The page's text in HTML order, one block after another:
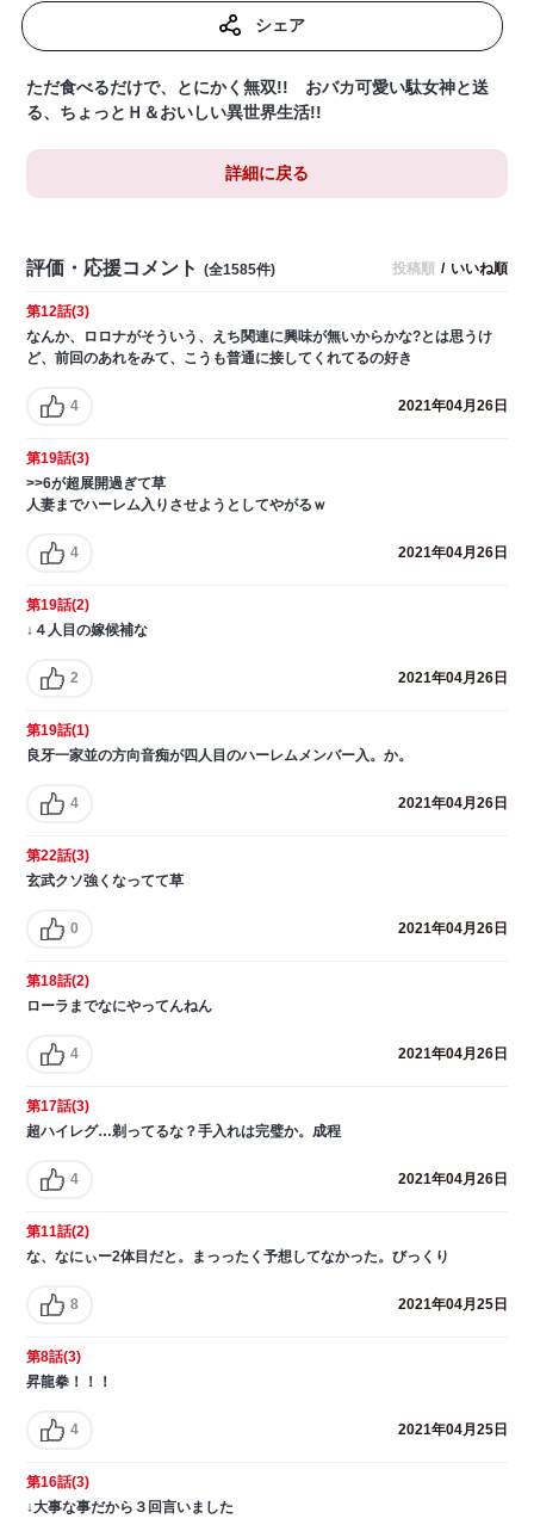
シェア
ただ食べるだけで、とにかく無双!! おバカ可愛い駄女神と送
る、ちょっとＨ＆おいしい異世界生活!!
詳細に戻る
評価・応援コメント (全1585件) 投稿順 / いいね順
第12話(3)
なんか、ロロナがそういう、えち関連に興味が無いからかな?とは思うけ
ど、前回のあれをみて、こうも普通に接してくれてるの好き
4 2021年04月26日
第19話(3)
>>6が超展開過ぎて草
人妻までハーレム入りさせようとしてやがるｗ
4 2021年04月26日
第19話(2)
↓４人目の嫁候補な
2 2021年04月26日
第19話(1)
良牙一家並の方向音痴が四人目のハーレムメンバー入。か。
4 2021年04月26日
第22話(3)
玄武クソ強くなってて草
0 2021年04月26日
第18話(2)
ローラまでなにやってんねん
4 2021年04月26日
第17話(3)
超ハイレグ…剃ってるな？手入れは完璧か。成程
4 2021年04月26日
第11話(2)
な、なにぃー2体目だと。まっったく予想してなかった。びっくり
8 2021年04月25日
第8話(3)
昇龍拳！！！
4 2021年04月25日
第16話(3)
↓大事な事だから３回言いました